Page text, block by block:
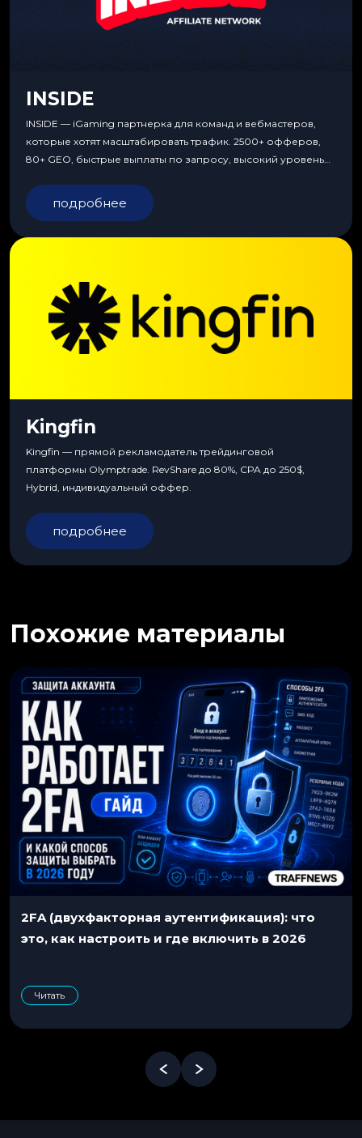
INSIDE
INSIDE — iGaming партнерка для команд и вебмастеров,
которые хотят масштабировать трафик. 2500+ офферов,
80+ GEO, быстрые выплаты по запросу, высокий уровень
подробнее
Kingfin
Kingfin — прямой рекламодатель трейдинговой
платформы Olymptrade. RevShare до 80%, CPA до 250$,
Hybrid, индивидуальный оффер.
подробнее
Похожие материалы
2FA (двухфакторная аутентификация): что
это, как настроить и где включить в 2026
Читать